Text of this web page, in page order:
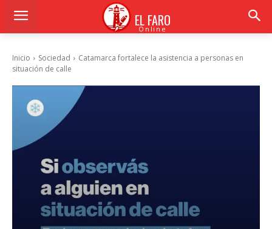
EL FARO
Online
Inicio Sociedad
Catamarca fortalece la asistencia a personas en
situación de calle